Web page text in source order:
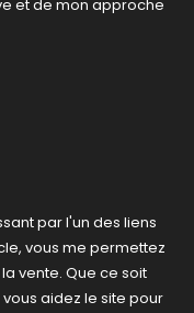
et de mon approche
par l'un des liens
vous me permettez
vente. Que ce soit
aidez le site pour